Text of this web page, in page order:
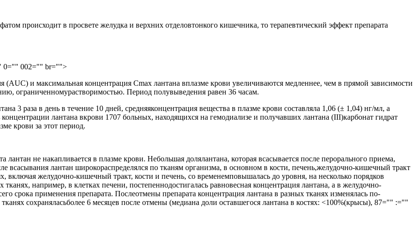
происходит в просвете желудка и верхних отделовтонкого кишечника, то терапевтический эффект препарата
0="" 002="" br="">
и максимальная концентрация Сmax лантана вплазме крови увеличиваются медленнее, чем в прямой зависимости
ограниченномурастворимостью. Период полувыведения равен 36 часам.
3 раза в день в течение 10 дней, средняяконцентрация вещества в плазме крови составляла 1,06 (± 1,04) нг/мл, а
лантана вкрови 1707 больных, находящихся на гемодиализе и получавших лантана (III)карбонат гидрат
крови за этот период.
не накапливается в плазме крови. Небольшая долялантана, которая всасывается после перорального приема,
всасывания лантан широкораспределялся по тканям организма, в основном в кости, печень,желудочно-кишечный тракт
желудочно-кишечный тракт, кости и печень, со временемповышалась до уровня, на несколько порядков
например, в клетках печени, постепеннодостигалась равновесная концентрация лантана, а в желудочно-
срока применения препарата. Послеотмены препарата концентрация лантана в разных тканях изменялась по-
сохраняласьболее 6 месяцев после отмены (медиана доли оставшегося лантана в костях: <100%(крысы), 87="" :=""